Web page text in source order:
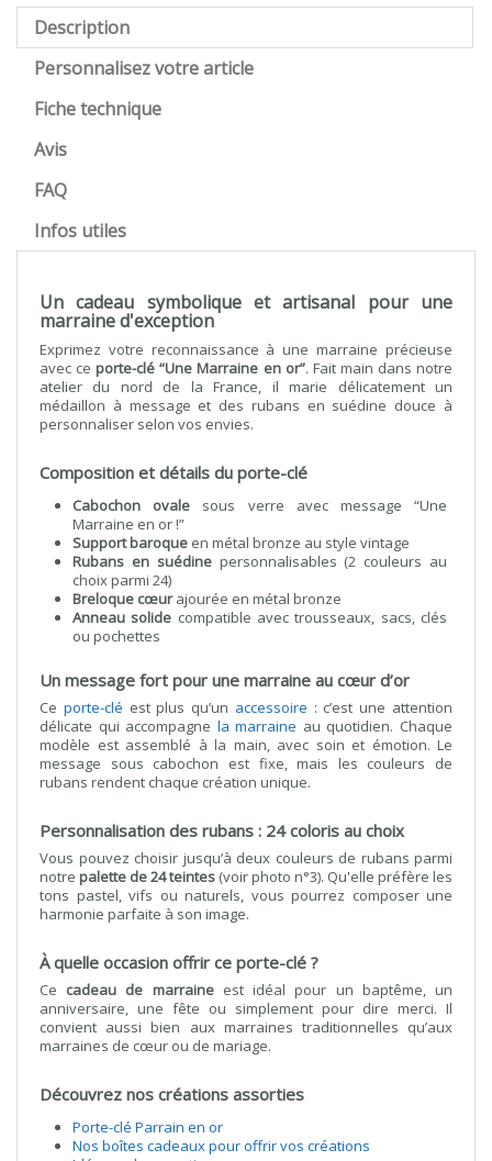
Description
Personnalisez votre article
Fiche technique
Avis
FAQ
Infos utiles
Un cadeau symbolique et artisanal pour une
marraine d'exception
Exprimez votre reconnaissance à une marraine précieuse
avec ceporte-clé “Une Marraine en or”. Fait main dans notre
atelier du nord de la France, il marie délicatement un
médaillon à message et des rubans en suédine douce à
personnaliser selon vos envies.
Composition et détails du porte-clé
Cabochon ovale sous verre avec message “Une
Marraine en or !”
Support baroque en métal bronze au style vintage
Rubans en suédinepersonnalisables (2 couleurs au
choix parmi 24)
Breloque cœurajourée en métal bronze
Anneau solide compatible avec trousseaux, sacs, clés
ou pochettes
Un message fort pour une marraine au cœur d’or
Ce porte-clé est plus qu’un accessoire : c’est une attention
délicate qui accompagne la marraine au quotidien. Chaque
modèle est assemblé à la main, avec soin et émotion. Le
message sous cabochon est fixe, mais les couleurs de
rubans rendent chaque création unique.
Personnalisation des rubans : 24 coloris au choix
Vous pouvez choisir jusqu’à deux couleurs de rubans parmi
notre palette de 24 teintes (voir photo n°3). Qu'elle préfère les
tons pastel, vifs ou naturels, vous pourrez composer une
harmonie parfaite à son image.
À quelle occasion offrir ce porte-clé ?
Ce cadeau de marraineest idéal pour un baptême, un
anniversaire, une fête ou simplement pour dire merci. Il
convient aussi bien aux marraines traditionnelles qu’aux
marraines de cœur ou de mariage.
Découvrez nos créations assorties
Porte-clé Parrain en or
Nos boîtes cadeaux pour offrir vos créations